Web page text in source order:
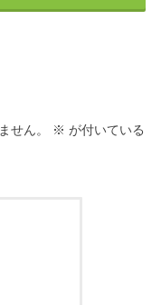
せん。 ※ が付いている